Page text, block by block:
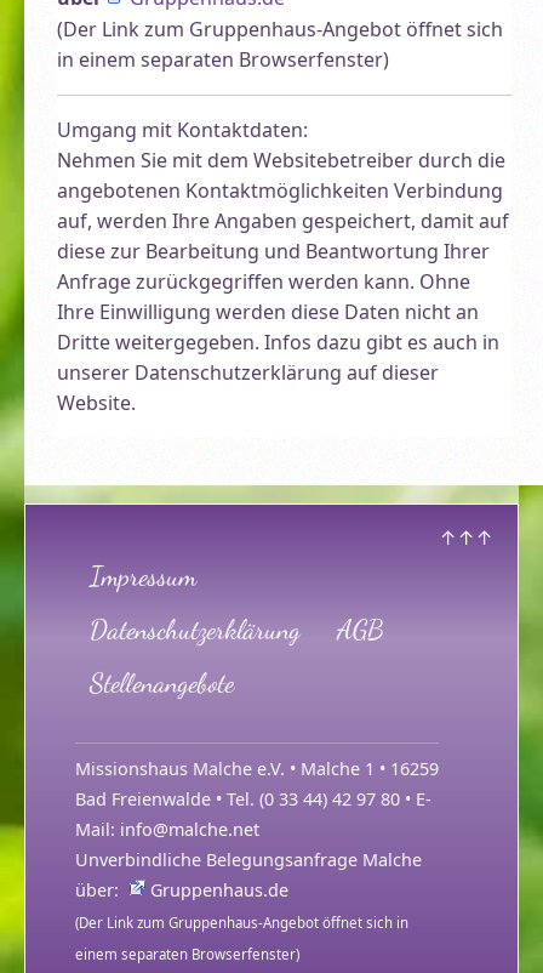
↑↑↑
Impressum
Datenschutzerklärung
AGB
Stellenangebote
Missionshaus Malche e.V. • Malche 1 • 16259
Bad Freienwalde • Tel. (0 33 44) 42 97 80 • E-
Mail: info@malche.net
Unverbindliche Belegungsanfrage Malche
über:
Gruppenhaus.de
(Der Link zum Gruppenhaus-Angebot öffnet sich in
einem separaten Browserfenster)
(Der Link zum Gruppenhaus-Angebot öffnet sich
in einem separaten Browserfenster)
Umgang mit Kontaktdaten:
Nehmen Sie mit dem Websitebetreiber durch die
angebotenen Kontaktmöglichkeiten Verbindung
auf, werden Ihre Angaben gespeichert, damit auf
diese zur Bearbeitung und Beantwortung Ihrer
Anfrage zurückgegriffen werden kann. Ohne
Ihre Einwilligung werden diese Daten nicht an
Dritte weitergegeben. Infos dazu gibt es auch in
unserer Datenschutzerklärung auf dieser
Website.